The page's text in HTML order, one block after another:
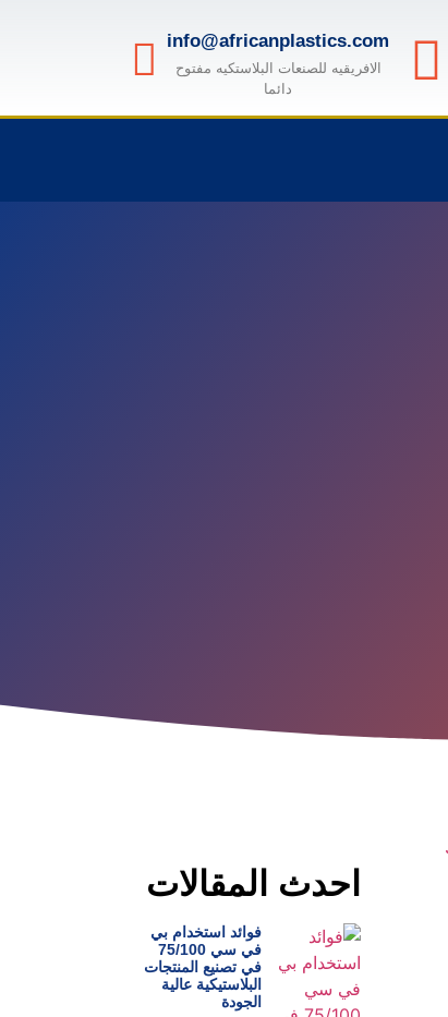
info@africanplastics.com
الافريقيه للصنعات البلاستكيه مفتوح
دائما
احدث المقالات
فوائد استخدام بي
في سي 75/100
في تصنيع المنتجات
البلاستيكية عالية
الجودة